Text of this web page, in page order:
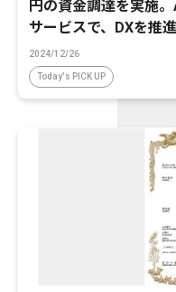
円の資金調達を実施
サービスで、DXを推進
2024/12/26
Today's PICK UP